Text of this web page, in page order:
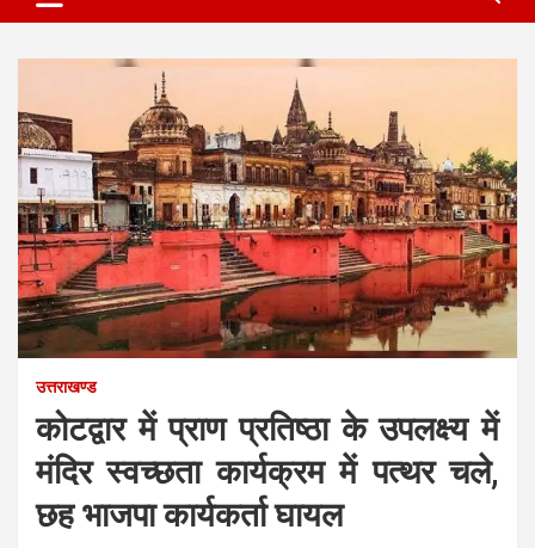
उत्तराखण्ड
कोटद्वार में प्राण प्रतिष्ठा के उपलक्ष्य में
मंदिर स्वच्छता कार्यक्रम में पत्थर चले,
छह भाजपा कार्यकर्ता घायल